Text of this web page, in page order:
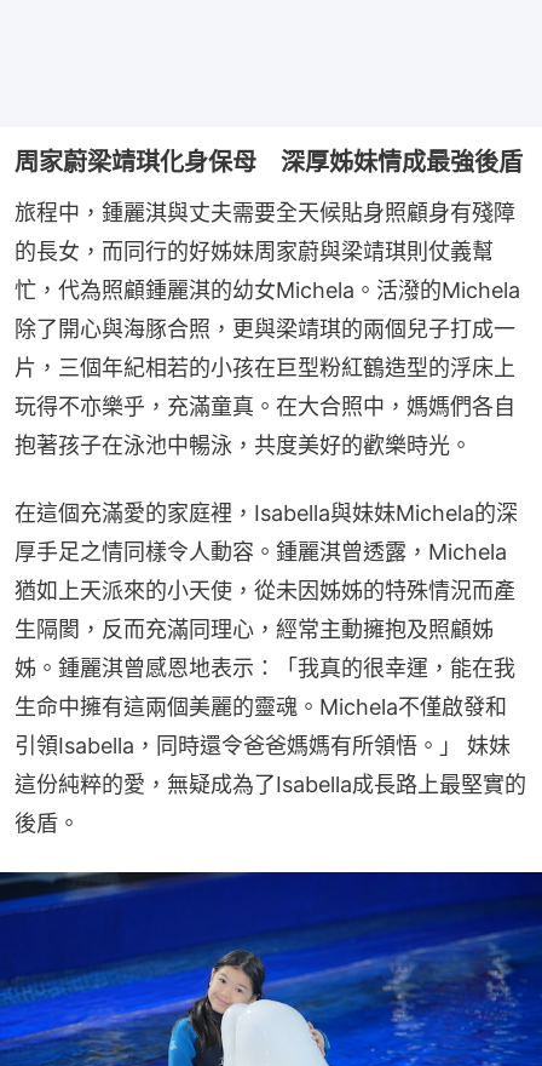
周家蔚梁靖琪化身保母 深厚姊妹情成最強後盾
旅程中，鍾麗淇與丈夫需要全天候貼身照顧身有殘障
的長女，而同行的好姊妹周家蔚與梁靖琪則仗義幫
忙，代為照顧鍾麗淇的幼女Michela。活潑的Michela
除了開心與海豚合照，更與梁靖琪的兩個兒子打成一
片，三個年紀相若的小孩在巨型粉紅鶴造型的浮床上
玩得不亦樂乎，充滿童真。在大合照中，媽媽們各自
抱著孩子在泳池中暢泳，共度美好的歡樂時光。
在這個充滿愛的家庭裡，Isabella與妹妹Michela的深
厚手足之情同樣令人動容。鍾麗淇曾透露，Michela
猶如上天派來的小天使，從未因姊姊的特殊情況而產
生隔閡，反而充滿同理心，經常主動擁抱及照顧姊
姊。鍾麗淇曾感恩地表示：「我真的很幸運，能在我
生命中擁有這兩個美麗的靈魂。Michela不僅啟發和
引領Isabella，同時還令爸爸媽媽有所領悟。」 妹妹
這份純粹的愛，無疑成為了Isabella成長路上最堅實的
後盾。